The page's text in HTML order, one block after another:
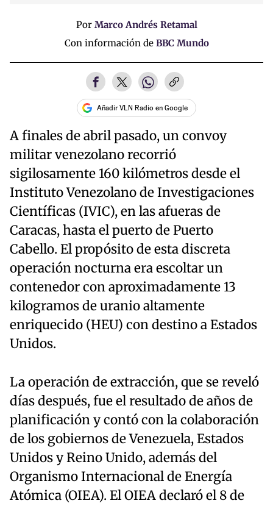
Por Marco Andrés Retamal
Con información de BBC Mundo
Añadir VLN Radio en Google
A finales de abril pasado, un convoy
militar venezolano recorrió
sigilosamente 160 kilómetros desde el
Instituto Venezolano de Investigaciones
Científicas (IVIC), en las afueras de
Caracas, hasta el puerto de Puerto
Cabello. El propósito de esta discreta
operación nocturna era escoltar un
contenedor con aproximadamente 13
kilogramos de uranio altamente
enriquecido (HEU) con destino a Estados
Unidos.
La operación de extracción, que se reveló
días después, fue el resultado de años de
planificación y contó con la colaboración
de los gobiernos de Venezuela, Estados
Unidos y Reino Unido, además del
Organismo Internacional de Energía
Atómica (OIEA). El OIEA declaró el 8 de